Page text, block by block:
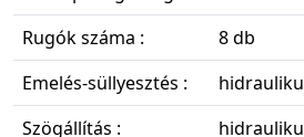
Rugók száma :
8 db
Emelés-süllyesztés :
Szögállítás :